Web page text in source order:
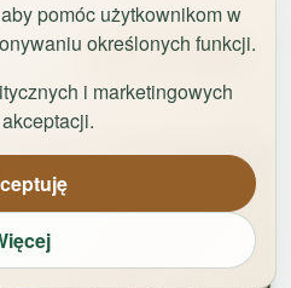
pomóc użytkownikom w
określonych funkcji.
i marketingowych
Zarezerwuj